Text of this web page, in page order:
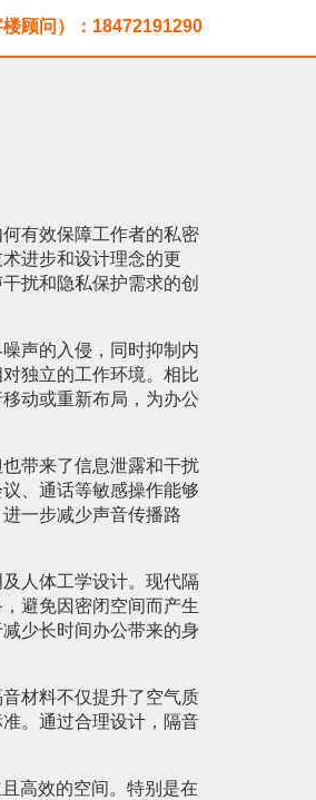
顾问）：18472191290
有效保障工作者的私密
进步和设计理念的更
扰和隐私保护需求的创
声的入侵，同时抑制内
独立的工作环境。相比
动或重新布局，为办公
带来了信息泄露和干扰
、通话等敏感操作能够
一步减少声音传播路
人体工学设计。现代隔
避免因密闭空间而产生
少长时间办公带来的身
材料不仅提升了空气质
。通过合理设计，隔音
高效的空间。特别是在